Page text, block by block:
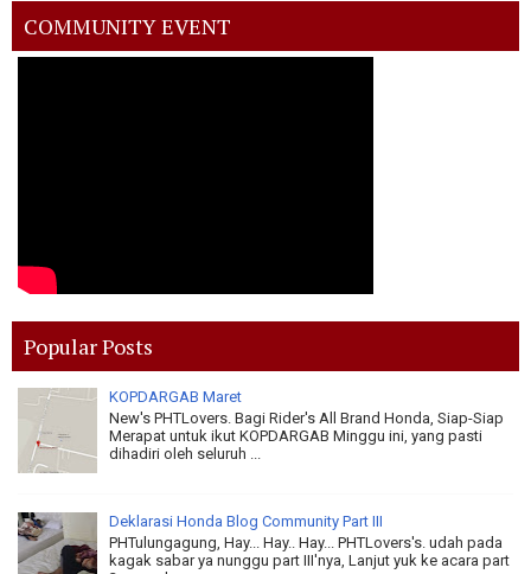
COMMUNITY EVENT
Popular Posts
KOPDARGAB Maret
New's PHTLovers. Bagi Rider's All Brand Honda, Siap-Siap
Merapat untuk ikut KOPDARGAB Minggu ini, yang pasti
dihadiri oleh seluruh ...
Deklarasi Honda Blog Community Part III
PHTulungagung, Hay... Hay.. Hay... PHTLovers's. udah pada
kagak sabar ya nunggu part III'nya, Lanjut yuk ke acara part